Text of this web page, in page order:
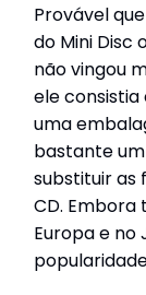
Provável
do Mini Disc
não vingou
ele
uma
bastante
substituir as
CD. Embora
Europa e no